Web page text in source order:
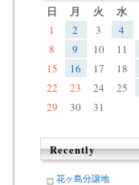
日 月 火 水
1 2 3 4
8
9 10 11
15
16 17 18
22
23 24 25
29
30 31
Recently
花ヶ島分譲地